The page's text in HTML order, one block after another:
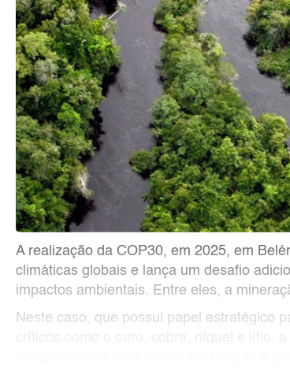
A realização da COP30, em 2025, em
climáticas globais e lança um desafio
impactos ambientais. Entre eles, a
Neste caso, que possui papel estratégico